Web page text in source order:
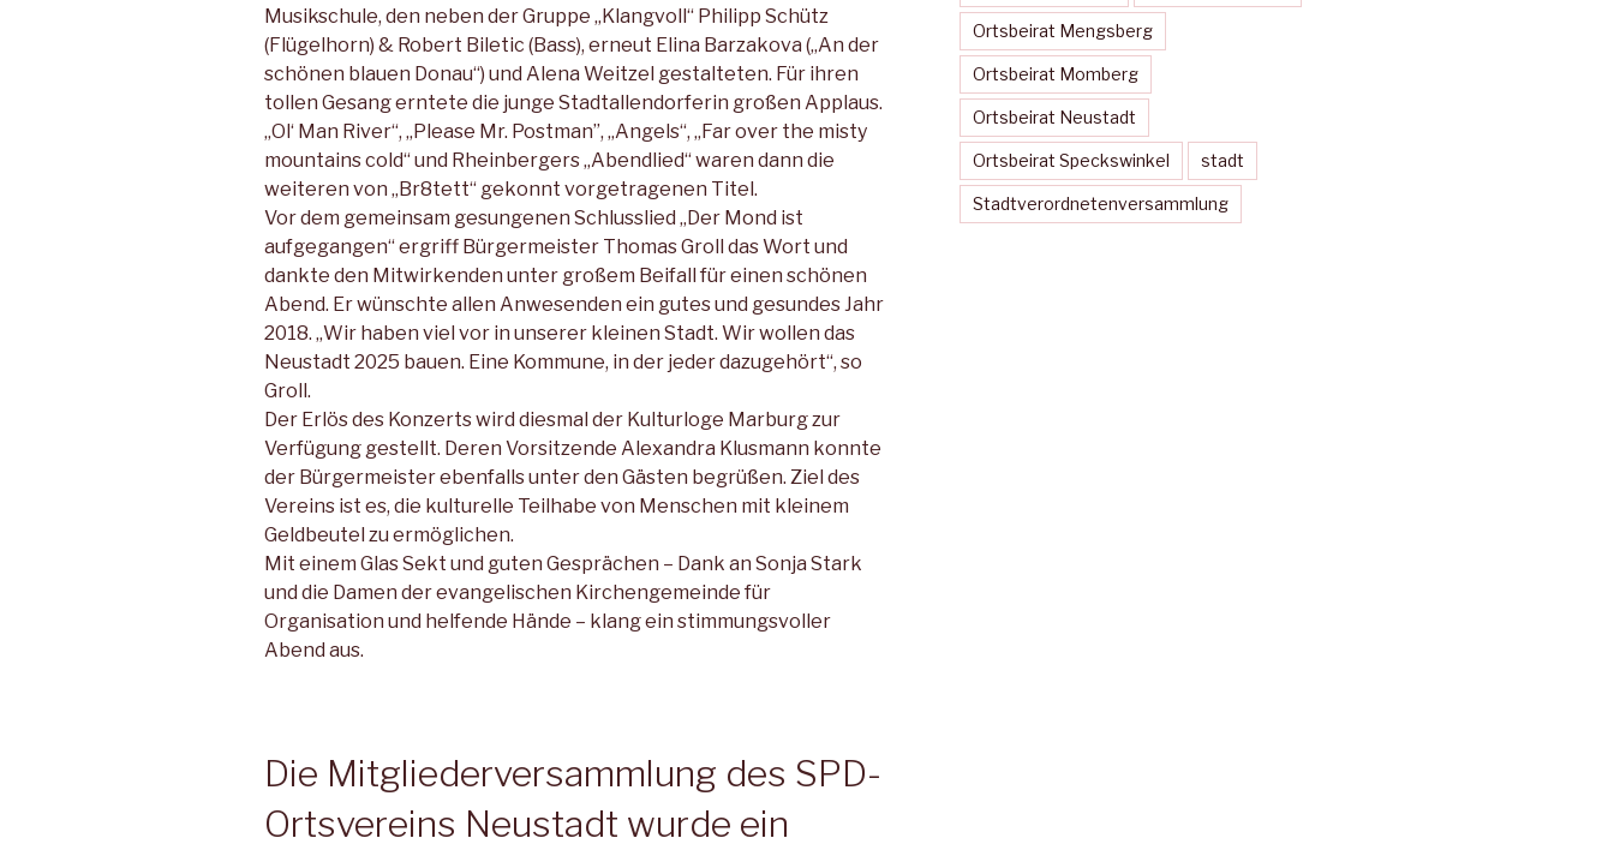
Musikschule, den neben der Gruppe „Klangvoll“ Philipp Schütz
(Flügelhorn) & Robert Biletic (Bass), erneut Elina Barzakova („An der
schönen blauen Donau“) und Alena Weitzel gestalteten. Für ihren
tollen Gesang erntete die junge Stadtallendorferin großen Applaus.
„Ol‘ Man River“, „Please Mr. Postman”, „Angels“, „Far over the misty
mountains cold“ und Rheinbergers „Abendlied“ waren dann die
weiteren von „Br8tett“ gekonnt vorgetragenen Titel.
Vor dem gemeinsam gesungenen Schlusslied „Der Mond ist
aufgegangen“ ergriff Bürgermeister Thomas Groll das Wort und
dankte den Mitwirkenden unter großem Beifall für einen schönen
Abend. Er wünschte allen Anwesenden ein gutes und gesundes Jahr
2018. „Wir haben viel vor in unserer kleinen Stadt. Wir wollen das
Neustadt 2025 bauen. Eine Kommune, in der jeder dazugehört“, so
Groll.
Der Erlös des Konzerts wird diesmal der Kulturloge Marburg zur
Verfügung gestellt. Deren Vorsitzende Alexandra Klusmann konnte
der Bürgermeister ebenfalls unter den Gästen begrüßen. Ziel des
Vereins ist es, die kulturelle Teilhabe von Menschen mit kleinem
Geldbeutel zu ermöglichen.
Mit einem Glas Sekt und guten Gesprächen – Dank an Sonja Stark
und die Damen der evangelischen Kirchengemeinde für
Organisation und helfende Hände – klang ein stimmungsvoller
Abend aus.
Die Mitgliederversammlung des SPD-
Ortsvereins Neustadt wurde ein
Ortsbeirat Mengsberg
Ortsbeirat Momberg
Ortsbeirat Neustadt
Ortsbeirat Speckswinkel stadt
Stadtverordnetenversammlung